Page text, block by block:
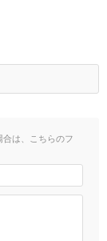
は、こちらのフ